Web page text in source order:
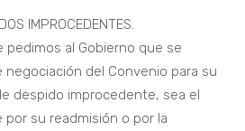
IMPROCEDENTES.
al Gobierno que se
negociación del Convenio para su
despido improcedente, sea el
su readmisión o por la